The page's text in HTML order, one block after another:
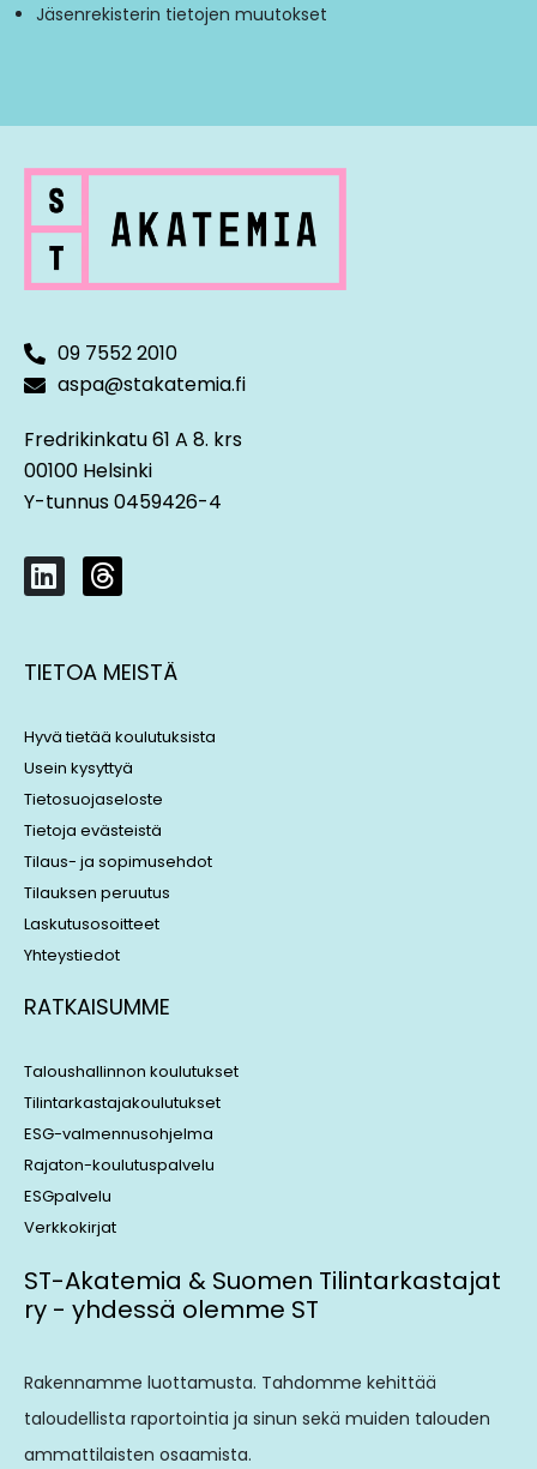
Jäsenrekisterin tietojen muutokset
09 7552 2010
aspa@stakatemia.fi
Fredrikinkatu 61 A 8. krs
00100 Helsinki
Y-tunnus 0459426-4
L
i
k
e
i
n
T
h
e
a
s
TIETOA MEISTÄ
Hyvä tietää koulutuksista
Usein kysyttyä
Tietosuojaseloste
Tietoja evästeistä
Tilaus- ja sopimusehdot
Tilauksen peruutus
Laskutusosoitteet
Yhteystiedot
RATKAISUMME
Taloushallinnon koulutukset
Tilintarkastajakoulutukset
ESG-valmennusohjelma
Rajaton-koulutuspalvelu
ESGpalvelu
Verkkokirjat
ST-Akatemia & Suomen Tilintarkastajat
ry - yhdessä olemme ST
Rakennamme luottamusta. Tahdomme kehittää
taloudellista raportointia ja sinun sekä muiden talouden
ammattilaisten osaamista.